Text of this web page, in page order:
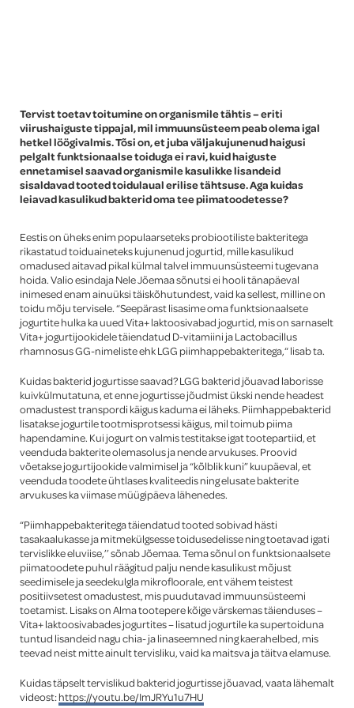
Tervist toetav toitumine on organismile tähtis – eriti
viirushaiguste tippajal, mil immuunsüsteem peab olema igal
hetkel löögivalmis. Tõsi on, et juba väljakujunenud haigusi
pelgalt funktsionaalse toiduga ei ravi, kuid haiguste
ennetamisel saavad organismile kasulikke lisandeid
sisaldavad tooted toidulaual erilise tähtsuse. Aga kuidas
leiavad kasulikud bakterid oma tee piimatoodetesse?
Eestis on üheks enim populaarseteks probiootiliste bakteritega
rikastatud toiduaineteks kujunenud jogurtid, mille kasulikud
omadused aitavad pikal külmal talvel immuunsüsteemi tugevana
hoida. Valio esindaja Nele Jõemaa sõnutsi ei hooli tänapäeval
inimesed enam ainuüksi täiskõhutundest, vaid ka sellest, milline on
toidu mõju tervisele. “Seepärast lisasime oma funktsionaalsete
jogurtite hulka ka uued Vita+ laktoosivabad jogurtid, mis on sarnaselt
Vita+ jogurtijookidele täiendatud D-vitamiini ja Lactobacillus
rhamnosus GG-nimeliste ehk LGG piimhappebakteritega,“ lisab ta.
Kuidas bakterid jogurtisse saavad? LGG bakterid jõuavad laborisse
kuivkülmutatuna, et enne jogurtisse jõudmist ükski nende headest
omadustest transpordi käigus kaduma ei läheks. Piimhappebakterid
lisatakse jogurtile tootmisprotsessi käigus, mil toimub piima
hapendamine. Kui jogurt on valmis testitakse igat tootepartiid, et
veenduda bakterite olemasolus ja nende arvukuses. Proovid
võetakse jogurtijookide valmimisel ja “kõlblik kuni” kuupäeval, et
veenduda toodete ühtlases kvaliteedis ning elusate bakterite
arvukuses ka viimase müügipäeva lähenedes.
“Piimhappebakteritega täiendatud tooted sobivad hästi
tasakaalukasse ja mitmekülgsesse toidusedelisse ning toetavad igati
tervislikke eluviise,’’ sõnab Jõemaa. Tema sõnul on funktsionaalsete
piimatoodete puhul räägitud palju nende kasulikust mõjust
seedimisele ja seedekulgla mikrofloorale, ent vähem teistest
positiivsetest omadustest, mis puudutavad immuunsüsteemi
toetamist. Lisaks on Alma tootepere kõige värskemas täienduses –
Vita+ laktoosivabades jogurtites – lisatud jogurtile ka supertoiduna
tuntud lisandeid nagu chia- ja linaseemned ning kaerahelbed, mis
teevad neist mitte ainult tervisliku, vaid ka maitsva ja täitva elamuse.
Kuidas täpselt tervislikud bakterid jogurtisse jõuavad, vaata lähemalt
videost:https://youtu.be/ImJRYu1u7HU